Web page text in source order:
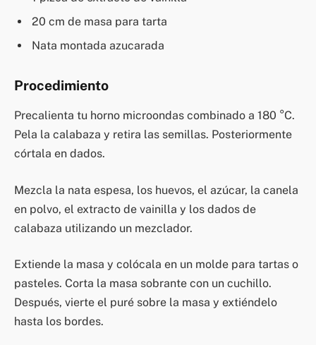
20 cm de masa para tarta
Nata montada azucarada
Procedimiento
Precalienta tu horno microondas combinado a 180 °C.
Pela la calabaza y retira las semillas. Posteriormente
córtala en dados.
Mezcla la nata espesa, los huevos, el azúcar, la canela
en polvo, el extracto de vainilla y los dados de
calabaza utilizando un mezclador.
Extiende la masa y colócala en un molde para tartas o
pasteles. Corta la masa sobrante con un cuchillo.
Después, vierte el puré sobre la masa y extiéndelo
hasta los bordes.